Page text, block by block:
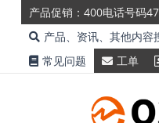
产品促销：400电话号码
产品、资讯、其他内容
常见问题
工单